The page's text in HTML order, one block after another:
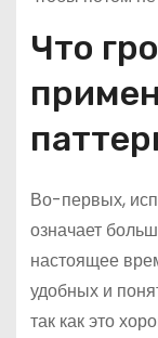
Что
Во-первых,
означает
настоящее
удобных и
так как это